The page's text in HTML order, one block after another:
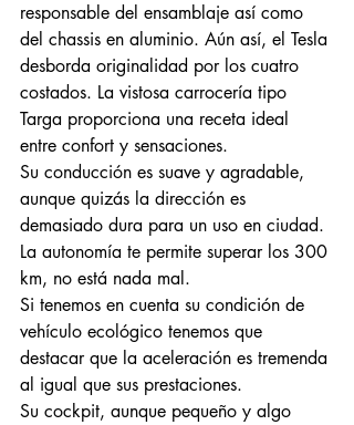
responsable del ensamblaje así como
del chassis en aluminio. Aún así, el Tesla
desborda originalidad por los cuatro
costados. La vistosa carrocería tipo
Targa proporciona una receta ideal
entre confort y sensaciones.
Su conducción es suave y agradable,
aunque quizás la dirección es
demasiado dura para un uso en ciudad.
La autonomía te permite superar los 300
km, no está nada mal.
Si tenemos en cuenta su condición de
vehículo ecológico tenemos que
destacar que la aceleración es tremenda
al igual que sus prestaciones.
Su cockpit, aunque pequeño y algo